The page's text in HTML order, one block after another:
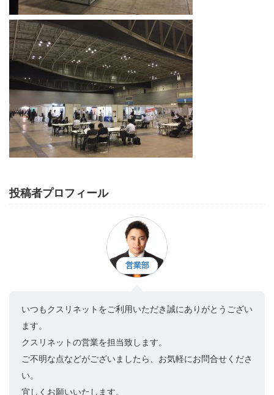
投稿者プロフィール
営業部
いつもクスリネットをご利用いただき誠にありがとうござい
ます。
クスリネットの営業を担当致します。
ご不明な点などがございましたら、お気軽にお問合せくださ
い。
宜しくお願いいたします。